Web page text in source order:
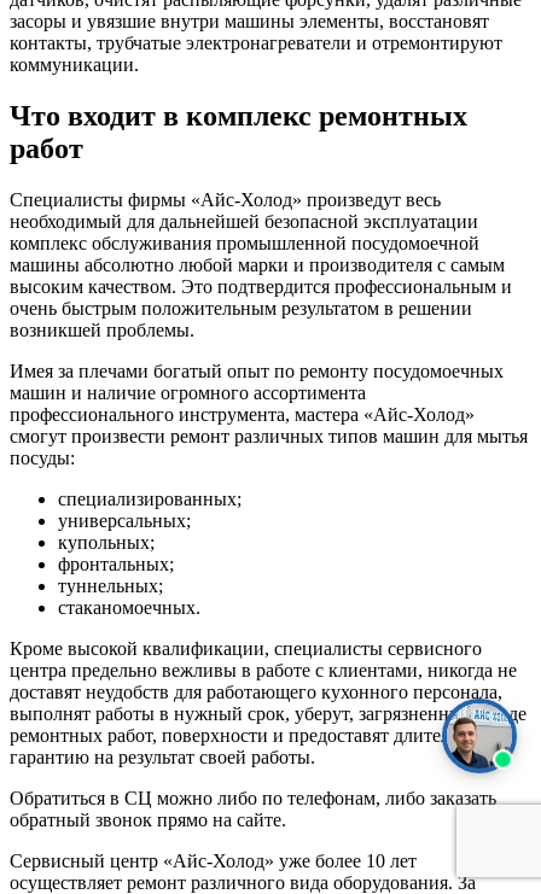
засоры и увязшие внутри машины элементы, восстановят
контакты, трубчатые электронагреватели и отремонтируют
коммуникации.
Что входит в комплекс ремонтных
работ
Специалисты фирмы «Айс-Холод» произведут весь
необходимый для дальнейшей безопасной эксплуатации
комплекс обслуживания промышленной посудомоечной
машины абсолютно любой марки и производителя с самым
высоким качеством. Это подтвердится профессиональным и
очень быстрым положительным результатом в решении
возникшей проблемы.
Имея за плечами богатый опыт по ремонту посудомоечных
машин и наличие огромного ассортимента
профессионального инструмента, мастера «Айс-Холод»
смогут произвести ремонт различных типов машин для мытья
посуды:
специализированных;
универсальных;
купольных;
фронтальных;
туннельных;
стаканомоечных.
Кроме высокой квалификации, специалисты сервисного
центра предельно вежливы в работе с клиентами, никогда не
доставят неудобств для работающего кухонного персонала,
выполнят работы в нужный срок, уберут, загрязненные в ходе
ремонтных работ, поверхности и предоставят длительную
гарантию на результат своей работы.
Обратиться в СЦ можно либо по телефонам, либо заказать
обратный звонок прямо на сайте.
Сервисный центр «Айс-Холод» уже более 10 лет
осуществляет ремонт различного вида оборудования. За